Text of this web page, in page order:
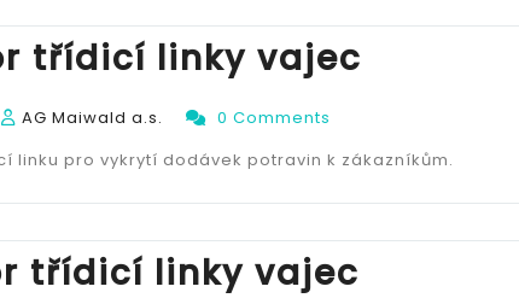
třídicí linky vajec
AG Maiwald a.s.
0 Comments
linku pro vykrytí dodávek potravin k zákazníkům.
třídicí linky vajec